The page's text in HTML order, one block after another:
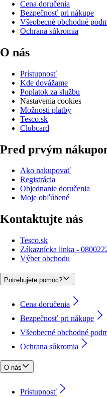
Cena doručenia
Bezpečnosť pri nákupe
Všeobecné obchodné
Ochrana súkromia
O nás
Prístupnosť
Kde dovážame
Poplatok za službu
Nastavenia cookies
Možnosti platby
Tesco.sk
Clubcard
Pred prvým
Ako nakupovať
Registrácia
Objednanie doručenia
Moje obľúbené
Kontaktujte nás
Tesco.sk
Zákaznícka linka -
Výber obchodu
Potrebujete pomoc?
Cena doručenia
Bezpečnosť pri nákupe
Všeobecné obchodné
Ochrana súkromia
O nás
Prístupnosť